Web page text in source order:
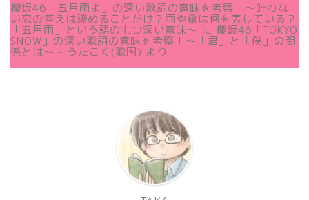
櫻坂46「五月雨よ」の深い歌詞の意味を考察！〜叶わな
い恋の答えは諦めることだけ？雨や傘は何を表している？
「五月雨」という語のもつ深い意味～ に 櫻坂46「TOKYO
SNOW」の深い歌詞の意味を考察！〜「君」と「僕」の関
係とは～ - うたこく(歌国) より